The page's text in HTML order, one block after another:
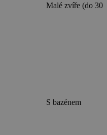
Malé zvíře (do 30
S bazénem